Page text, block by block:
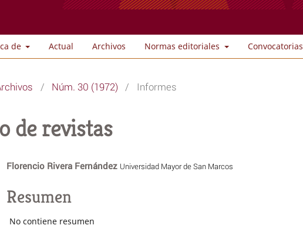
de Actual Archivos Normas editoriales Convocatorias
/ Núm. 30 (1972) / Informes
de revistas
Florencio Rivera Fernández Universidad Mayor de San Marcos
Resumen
No contiene resumen